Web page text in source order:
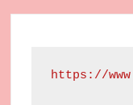
https://